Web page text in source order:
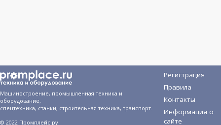
Машиностроение, промышленная техника и
оборудование,
спецтехника, станки, строительная техника, транспорт.
© 2022 Промплейс.ру
Регистрация
Правила
Контакты
Информация о
сайте